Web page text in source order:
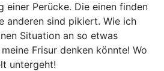
einer Perücke. Die einen finden
anderen sind pikiert. Wie ich
Situation an so etwas
Frisur denken könnte! Wo
untergeht!